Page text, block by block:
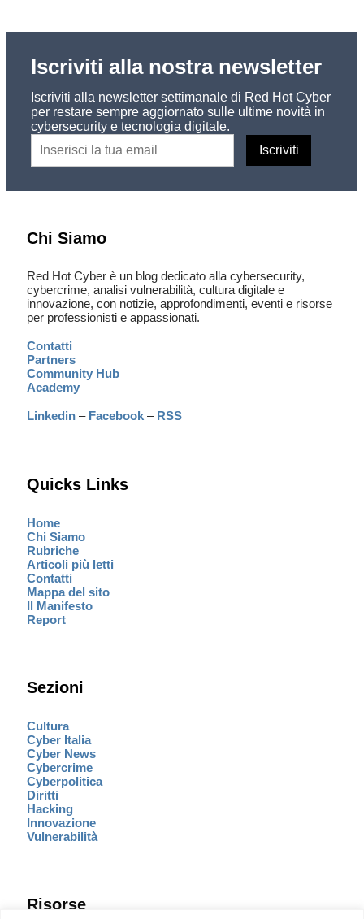
Iscriviti alla nostra newsletter
Iscriviti alla newsletter settimanale di Red Hot Cyber
per restare sempre aggiornato sulle ultime novità in
cybersecurity e tecnologia digitale.
Chi Siamo
Red Hot Cyber è un blog dedicato alla cybersecurity,
cybercrime, analisi vulnerabilità, cultura digitale e
innovazione, con notizie, approfondimenti, eventi e risorse
per professionisti e appassionati.
Contatti
Partners
Community Hub
Academy
Linkedin – Facebook – RSS
Quicks Links
Home
Chi Siamo
Rubriche
Articoli più letti
Contatti
Mappa del sito
Il Manifesto
Report
Sezioni
Cultura
Cyber Italia
Cyber News
Cybercrime
Cyberpolitica
Diritti
Hacking
Innovazione
Vulnerabilità
Risorse